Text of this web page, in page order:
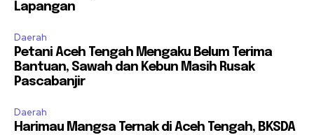
Lapangan
Daerah
Petani Aceh Tengah Mengaku Belum Terima
Bantuan, Sawah dan Kebun Masih Rusak
Pascabanjir
Daerah
Harimau Mangsa Ternak di Aceh Tengah, BKSDA